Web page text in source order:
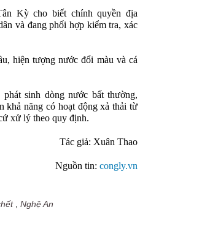
Kỳ cho biết chính quyền địa
và đang phối hợp kiểm tra, xác
hiện tượng nước đổi màu và cá
sinh dòng nước bất thường,
khả năng có hoạt động xả thải từ
xử lý theo quy định.
Tác giả: Xuân Thao
Nguồn tin: congly.vn
, Nghệ An